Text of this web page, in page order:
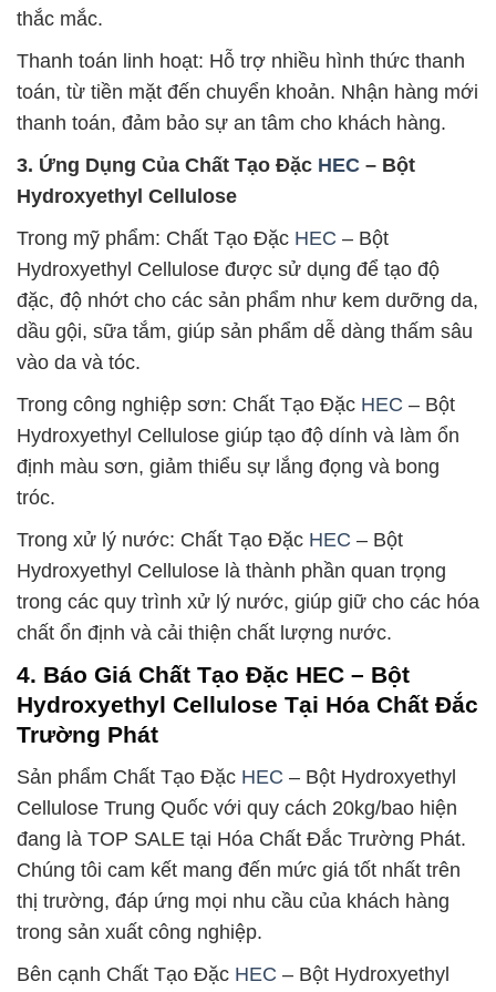
thắc mắc.
Thanh toán linh hoạt: Hỗ trợ nhiều hình thức thanh
toán, từ tiền mặt đến chuyển khoản. Nhận hàng mới
thanh toán, đảm bảo sự an tâm cho khách hàng.
3. Ứng Dụng Của Chất Tạo Đặc HEC – Bột
Hydroxyethyl Cellulose
Trong mỹ phẩm: Chất Tạo Đặc HEC – Bột
Hydroxyethyl Cellulose được sử dụng để tạo độ
đặc, độ nhớt cho các sản phẩm như kem dưỡng da,
dầu gội, sữa tắm, giúp sản phẩm dễ dàng thấm sâu
vào da và tóc.
Trong công nghiệp sơn: Chất Tạo Đặc HEC – Bột
Hydroxyethyl Cellulose giúp tạo độ dính và làm ổn
định màu sơn, giảm thiểu sự lắng đọng và bong
tróc.
Trong xử lý nước: Chất Tạo Đặc HEC – Bột
Hydroxyethyl Cellulose là thành phần quan trọng
trong các quy trình xử lý nước, giúp giữ cho các hóa
chất ổn định và cải thiện chất lượng nước.
4. Báo Giá Chất Tạo Đặc HEC – Bột
Hydroxyethyl Cellulose Tại Hóa Chất Đắc
Trường Phát
Sản phẩm Chất Tạo Đặc HEC – Bột Hydroxyethyl
Cellulose Trung Quốc với quy cách 20kg/bao hiện
đang là TOP SALE tại Hóa Chất Đắc Trường Phát.
Chúng tôi cam kết mang đến mức giá tốt nhất trên
thị trường, đáp ứng mọi nhu cầu của khách hàng
trong sản xuất công nghiệp.
Bên cạnh Chất Tạo Đặc HEC – Bột Hydroxyethyl